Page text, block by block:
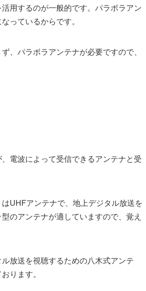
用するのが一般的です。パラボラアン
っているからです。
、パラボラアンテナが必要ですので、
電波によって受信できるアンテナと受
UHFアンテナで、地上デジタル放送を
のアンテナが適していますので、覚え
放送を視聴するための八木式アンテ
ります。